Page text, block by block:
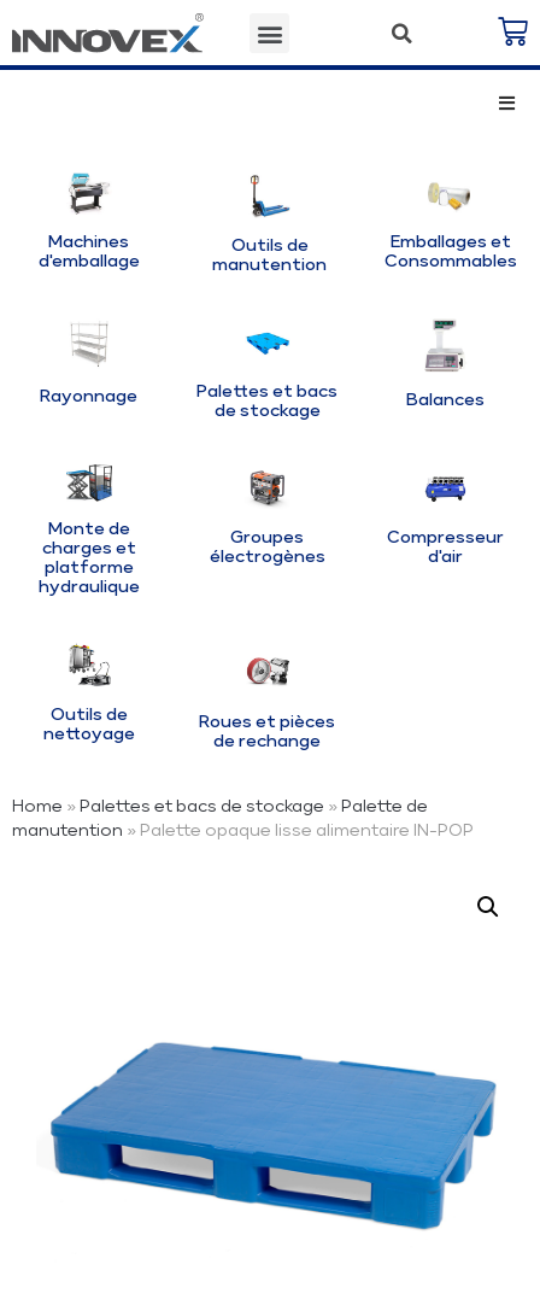
Machines
d'emballage
Outils de
manutention
Emballages et
Consommables
Rayonnage
Palettes et bacs
de stockage
Balances
Monte de
charges et
platforme
hydraulique
Groupes
électrogènes
Compresseur
d'air
Outils de
nettoyage
Roues et pièces
de rechange
Home » Palettes et bacs de stockage » Palette de
manutention » Palette opaque lisse alimentaire IN-POP